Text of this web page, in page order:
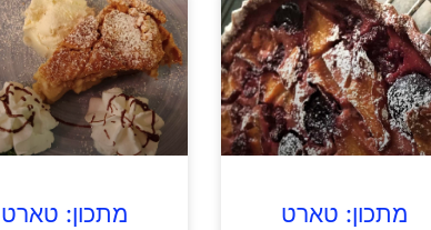
מתכון: טארט
מתכון: טארט